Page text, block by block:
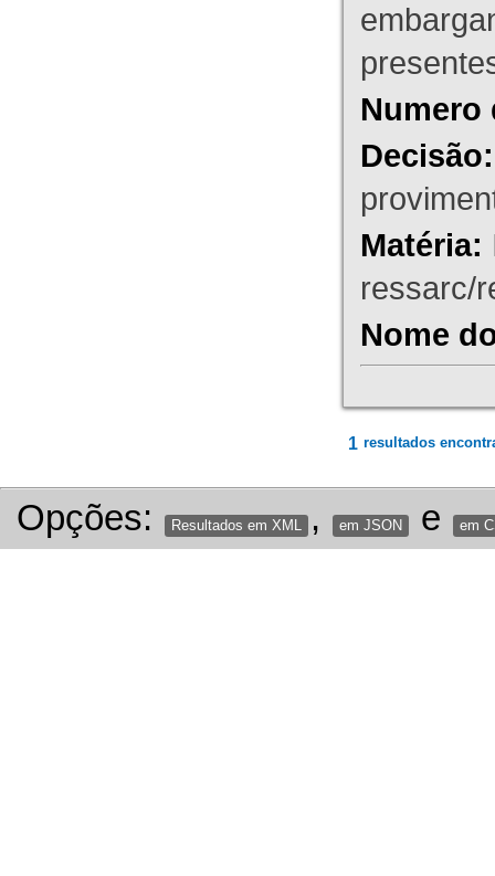
Numero
Decisão:
Matéria:
ressarc/
Nome
1 resultados
Opções: Resultados em XML , em JSON e em